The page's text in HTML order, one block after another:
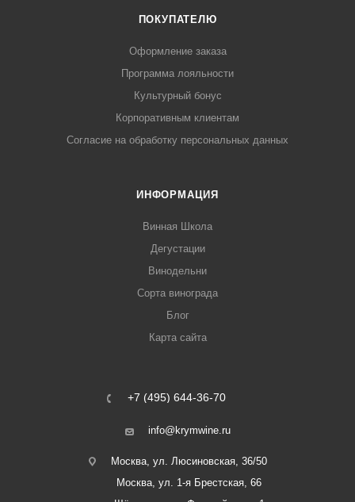
ПОКУПАТЕЛЮ
Оформление заказа
Программа лояльности
Культурный бонус
Корпоративным клиентам
Согласие на обработку персональных данных
ИНФОРМАЦИЯ
Винная Школа
Дегустации
Винодельни
Сорта винограда
Блог
Карта сайта
+7 (495) 644-36-70
info@krymwine.ru
Москва, ул. Люсиновская, 36/50
Москва, ул. 1-я Брестская, 66